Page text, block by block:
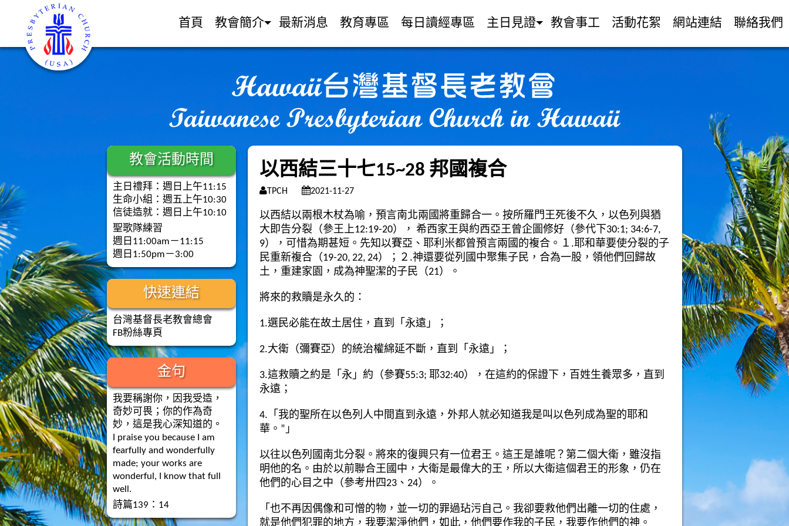
首頁 教會簡介 最新消息 教育專區 每日讀經專區 主日見證 教會事工 活動花絮 網站連結 聯絡我們
以西結三十七15~28 邦國複合
TPCH 2021-11-27
以西結以兩根木杖為喻，預言南北兩國將重歸合一。按所羅門王死後不久，以色列與猶
大即告分裂（參王上12:19-20）， 希西家王與約西亞王曾企圖修好（參代下30:1; 34:6-7,
9），可惜為期甚短。先知以賽亞、耶利米都曾預言兩國的複合。１.耶和華要使分裂的子
民重新複合（19-20, 22, 24）；２.神還要從列國中聚集子民，合為一股，領他們回歸故
土，重建家園，成為神聖潔的子民（21）。
將來的救贖是永久的：
1.選民必能在故土居住，直到「永遠」；
2.大衛（彌賽亞）的統治權綿延不斷，直到「永遠」；
3.這救贖之約是「永」約（參賽55:3; 耶32:40），在這約的保證下，百姓生養眾多，直到
永遠；
4.「我的聖所在以色列人中間直到永遠，外邦人就必知道我是叫以色列成為聖的耶和
華。”」
以往以色列國南北分裂。將來的復興只有一位君王。這王是誰呢？第二個大衛，雖沒指
明他的名。由於以前聯合王國中，大衛是最偉大的王，所以大衛這個君王的形象，仍在
他們的心目之中（參考卅四23、24）。
「也不再因偶像和可憎的物，並一切的罪過玷污自己。我卻要救他們出離一切的住處，
就是他們犯罪的地方，我要潔淨他們，如此，他們要作我的子民，我要作他們的神。
教會活動時間
主日禮拜：週日上午11:15
生命小組：週五上午10:30
信徒造就：週日上午10:10
聖歌隊練習
週日11:00am－11:15
週日1:50pm－3:00
快速連結
台灣基督長老教會總會
FB粉絲專頁
金句
我要稱謝你，因我受造，
奇妙可畏；你的作為奇
妙，這是我心深知道的。
I praise you because I am
fearfully and wonderfully
made; your works are
wonderful, I know that full
well.
詩篇139：14